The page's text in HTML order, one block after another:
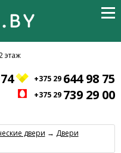
этаж
+375 29 644 98 75
+375 29 739 29 00
двери → Двери